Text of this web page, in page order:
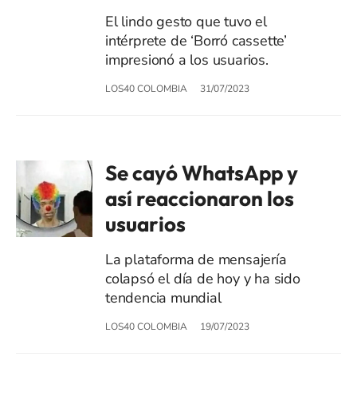
El lindo gesto que tuvo el
intérprete de ‘Borró cassette’
impresionó a los usuarios.
LOS40 COLOMBIA 31/07/2023
Se cayó WhatsApp y
así reaccionaron los
usuarios
La plataforma de mensajería
colapsó el día de hoy y ha sido
tendencia mundial
LOS40 COLOMBIA 19/07/2023